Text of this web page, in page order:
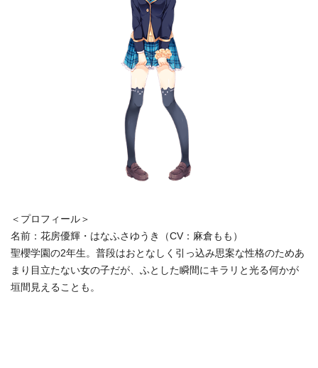
＜プロフィール＞
名前：花房優輝・はなふさゆうき（CV：麻倉もも）
聖櫻学園の2年生。 普段はおとなしく引っ込み思案な性格のためあ
まり目立たない女の子だが、ふとした瞬間にキラリと光る何かが
垣間見えることも。